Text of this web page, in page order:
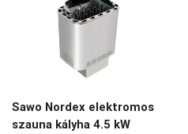
Sawo Nordex elektromos
szauna kályha 4.5 kW